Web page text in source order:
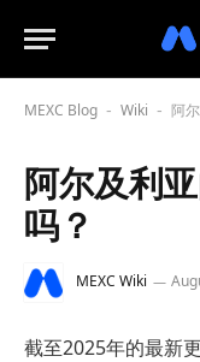
MEXC Blog - Wiki - 阿
阿尔及利
吗？
MEXC Wiki
截至2025年的最新